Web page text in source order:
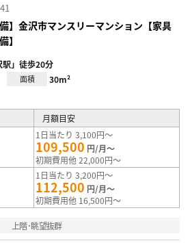
】金沢市マンスリーマンション【家具
】
駅」徒歩20分
面積 30m²
月額目安
1日当たり 3,100円～
109,500 円/月～
初期費用他 22,000円～
1日当たり 3,200円～
112,500 円/月～
初期費用他 16,500円～
上階･眺望抜群